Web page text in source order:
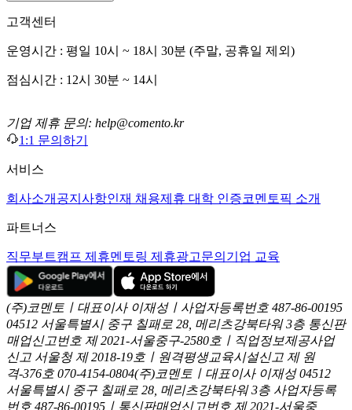
고객센터
운영시간 : 평일 10시 ~ 18시 30분 (주말, 공휴일 제외)
점심시간 : 12시 30분 ~ 14시
기업 제휴 문의: help@comento.kr
1:1 문의하기
서비스
회사소개 공지사항인재 채용제휴 대학 인증코멘토픽 소개
파트너스
직무부트캠프 제휴멘토링 제휴광고문의 기업 교육
(주)코멘토ㅣ대표이사 이재성ㅣ사업자등록번호 487-86-00195
04512 서울특별시 중구 칠패로 28, 메리츠강북타워 3층 통신판
매업신고번호 제 2021-서울중구-2580호ㅣ직업정보제공사업
신고 서울청 제 2018-19호ㅣ원격평생교육시설신고 제 원
격-376호 070-4154-0804(주)코멘토ㅣ대표이사 이재성 04512
서울특별시 중구 칠패로 28, 메리츠강북타워 3층 사업자등록
번호 487-86-00195ㅣ통신판매업신고번호 제 2021-서울중